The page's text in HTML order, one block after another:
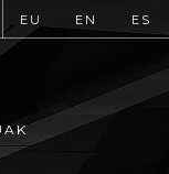
EU EN ES